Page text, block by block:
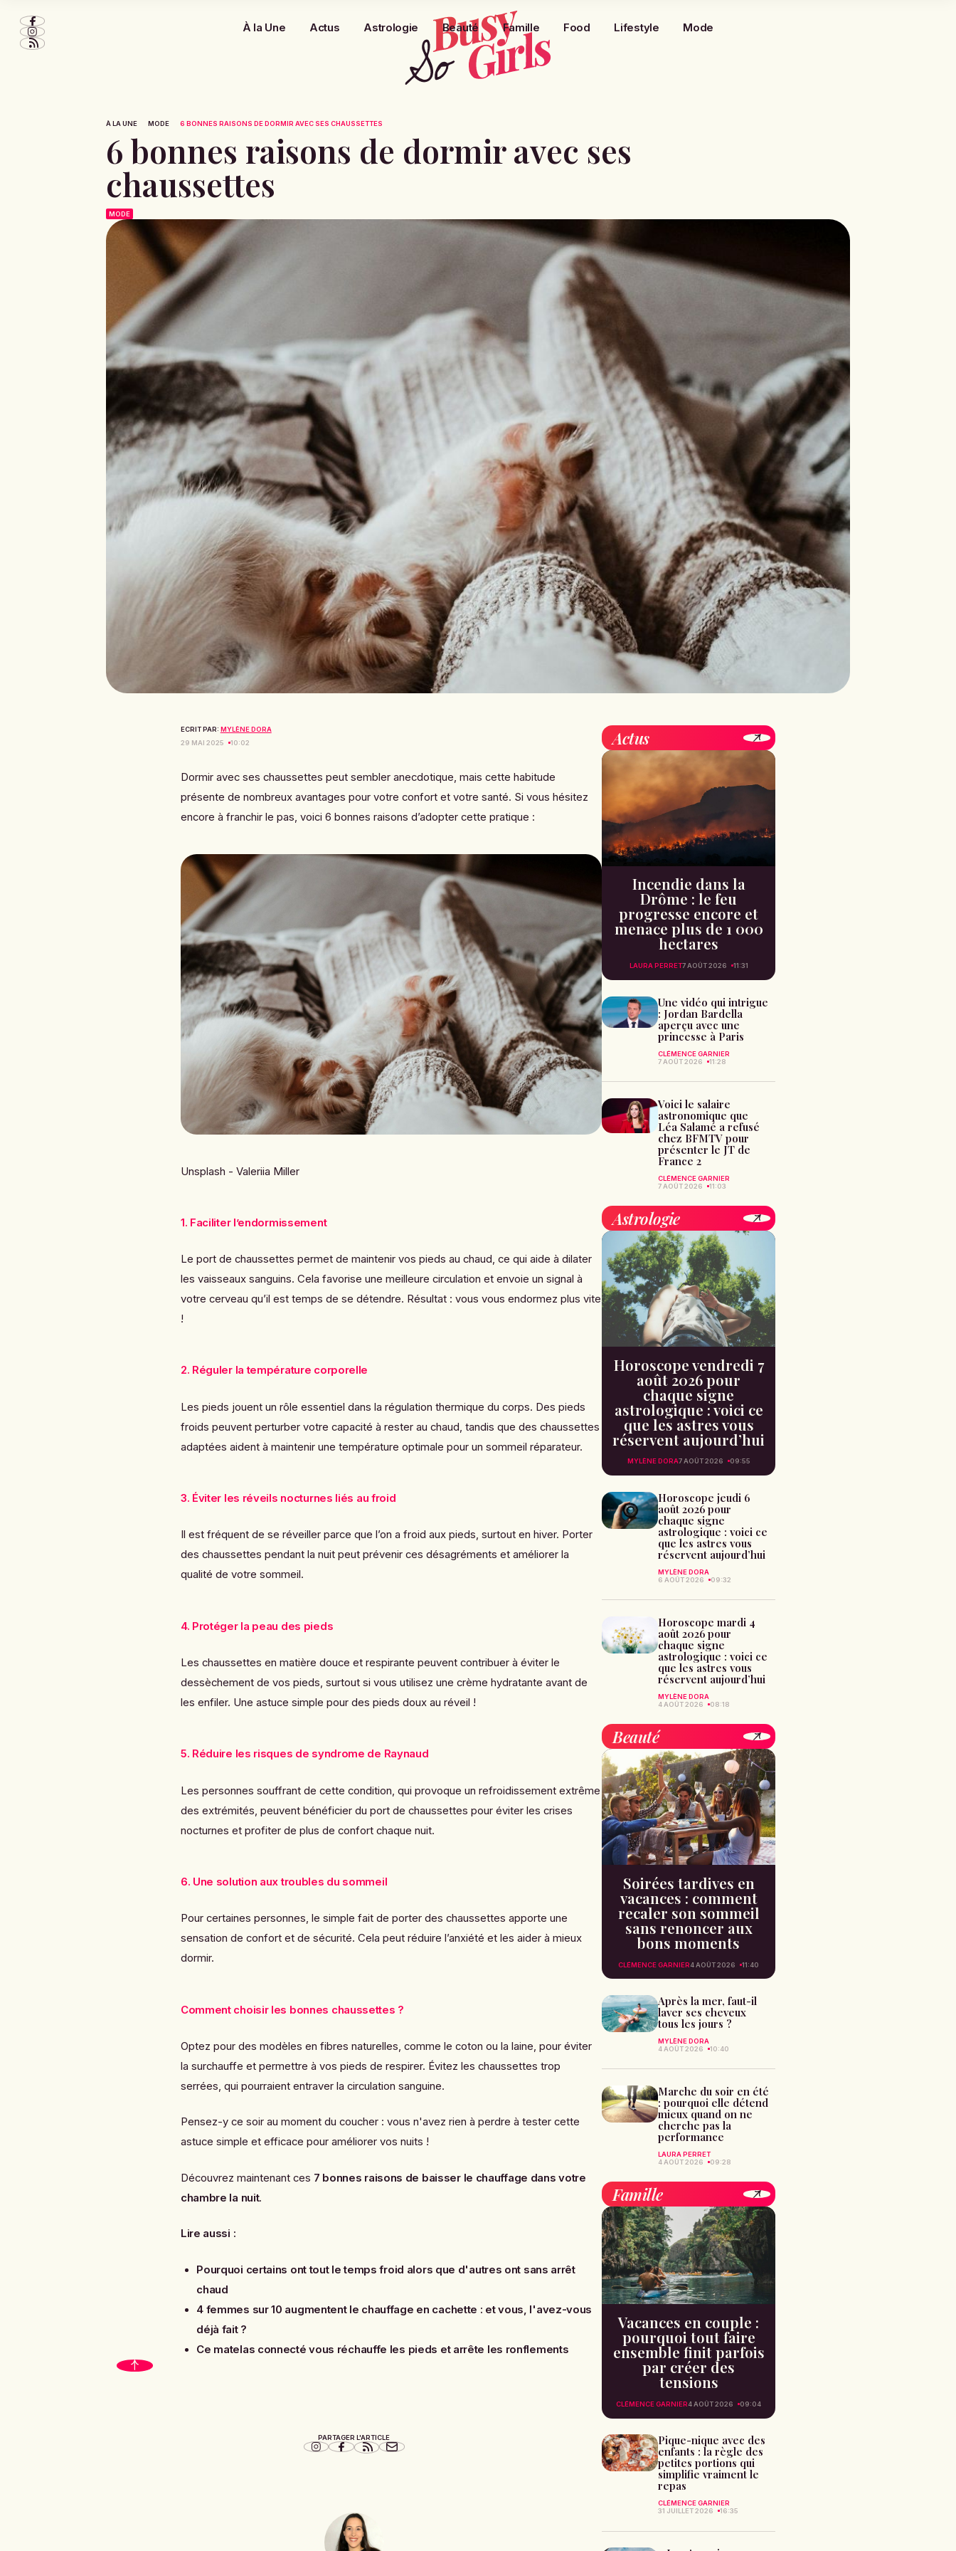
À la Une Actus Astrologie Beauté Famille Food Lifestyle Mode
À LA UNE MODE 6 BONNES RAISONS DE DORMIR AVEC SES CHAUSSETTES
6 bonnes raisons de dormir avec ses
chaussettes
MODE
ECRIT PAR: MYLÈNE DORA
29 MAI 2025
10:02
Dormir avec ses chaussettes peut sembler anecdotique, mais cette habitude
présente de nombreux avantages pour votre confort et votre santé. Si vous hésitez
encore à franchir le pas, voici 6 bonnes raisons d’adopter cette pratique :
Unsplash - Valeriia Miller
1. Faciliter l’endormissement
Le port de chaussettes permet de maintenir vos pieds au chaud, ce qui aide à dilater
les vaisseaux sanguins. Cela favorise une meilleure circulation et envoie un signal à
votre cerveau qu’il est temps de se détendre. Résultat : vous vous endormez plus vite
!
2. Réguler la température corporelle
Les pieds jouent un rôle essentiel dans la régulation thermique du corps. Des pieds
froids peuvent perturber votre capacité à rester au chaud, tandis que des chaussettes
adaptées aident à maintenir une température optimale pour un sommeil réparateur.
3. Éviter les réveils nocturnes liés au froid
Il est fréquent de se réveiller parce que l’on a froid aux pieds, surtout en hiver. Porter
des chaussettes pendant la nuit peut prévenir ces désagréments et améliorer la
qualité de votre sommeil.
4. Protéger la peau des pieds
Les chaussettes en matière douce et respirante peuvent contribuer à éviter le
dessèchement de vos pieds, surtout si vous utilisez une crème hydratante avant de
les enfiler. Une astuce simple pour des pieds doux au réveil !
5. Réduire les risques de syndrome de Raynaud
Les personnes souffrant de cette condition, qui provoque un refroidissement extrême
des extrémités, peuvent bénéficier du port de chaussettes pour éviter les crises
nocturnes et profiter de plus de confort chaque nuit.
6. Une solution aux troubles du sommeil
Pour certaines personnes, le simple fait de porter des chaussettes apporte une
sensation de confort et de sécurité. Cela peut réduire l’anxiété et les aider à mieux
dormir.
Comment choisir les bonnes chaussettes ?
Optez pour des modèles en fibres naturelles, comme le coton ou la laine, pour éviter
la surchauffe et permettre à vos pieds de respirer. Évitez les chaussettes trop
serrées, qui pourraient entraver la circulation sanguine.
Pensez-y ce soir au moment du coucher : vous n'avez rien à perdre à tester cette
astuce simple et efficace pour améliorer vos nuits !
Découvrez maintenant ces 7 bonnes raisons de baisser le chauffage dans votre
chambre la nuit.
Lire aussi :
Pourquoi certains ont tout le temps froid alors que d'autres ont sans arrêt
chaud
4 femmes sur 10 augmentent le chauffage en cachette : et vous, l'avez-vous
déjà fait ?
Ce matelas connecté vous réchauffe les pieds et arrête les ronflements
PARTAGER L'ARTICLE
Actus
Incendie dans la
Drôme : le feu
progresse encore et
menace plus de 1 000
hectares
LAURA PERRET7 AOÛT 2026 11:31
Une vidéo qui intrigue
: Jordan Bardella
aperçu avec une
princesse à Paris
CLÉMENCE GARNIER
7 AOÛT 2026
11:28
Voici le salaire
astronomique que
Léa Salamé a refusé
chez BFMTV pour
présenter le JT de
France 2
CLÉMENCE GARNIER
7 AOÛT 2026
11:03
Astrologie
Horoscope vendredi 7
août 2026 pour
chaque signe
astrologique : voici ce
que les astres vous
réservent aujourd’hui
MYLÈNE DORA7 AOÛT 2026 09:55
Horoscope jeudi 6
août 2026 pour
chaque signe
astrologique : voici ce
que les astres vous
réservent aujourd’hui
MYLÈNE DORA
6 AOÛT 2026
09:32
Horoscope mardi 4
août 2026 pour
chaque signe
astrologique : voici ce
que les astres vous
réservent aujourd’hui
MYLÈNE DORA
4 AOÛT 2026
08:18
Beauté
Soirées tardives en
vacances : comment
recaler son sommeil
sans renoncer aux
bons moments
CLÉMENCE GARNIER4 AOÛT 2026 11:40
Après la mer, faut-il
laver ses cheveux
tous les jours ?
MYLÈNE DORA
4 AOÛT 2026
10:40
Marche du soir en été
: pourquoi elle détend
mieux quand on ne
cherche pas la
performance
LAURA PERRET
4 AOÛT 2026
09:28
Famille
Vacances en couple :
pourquoi tout faire
ensemble finit parfois
par créer des
tensions
CLÉMENCE GARNIER4 AOÛT 2026 09:04
Pique-nique avec des
enfants : la règle des
petites portions qui
simplifie vraiment le
repas
CLÉMENCE GARNIER
31 JUILLET 2026
16:35